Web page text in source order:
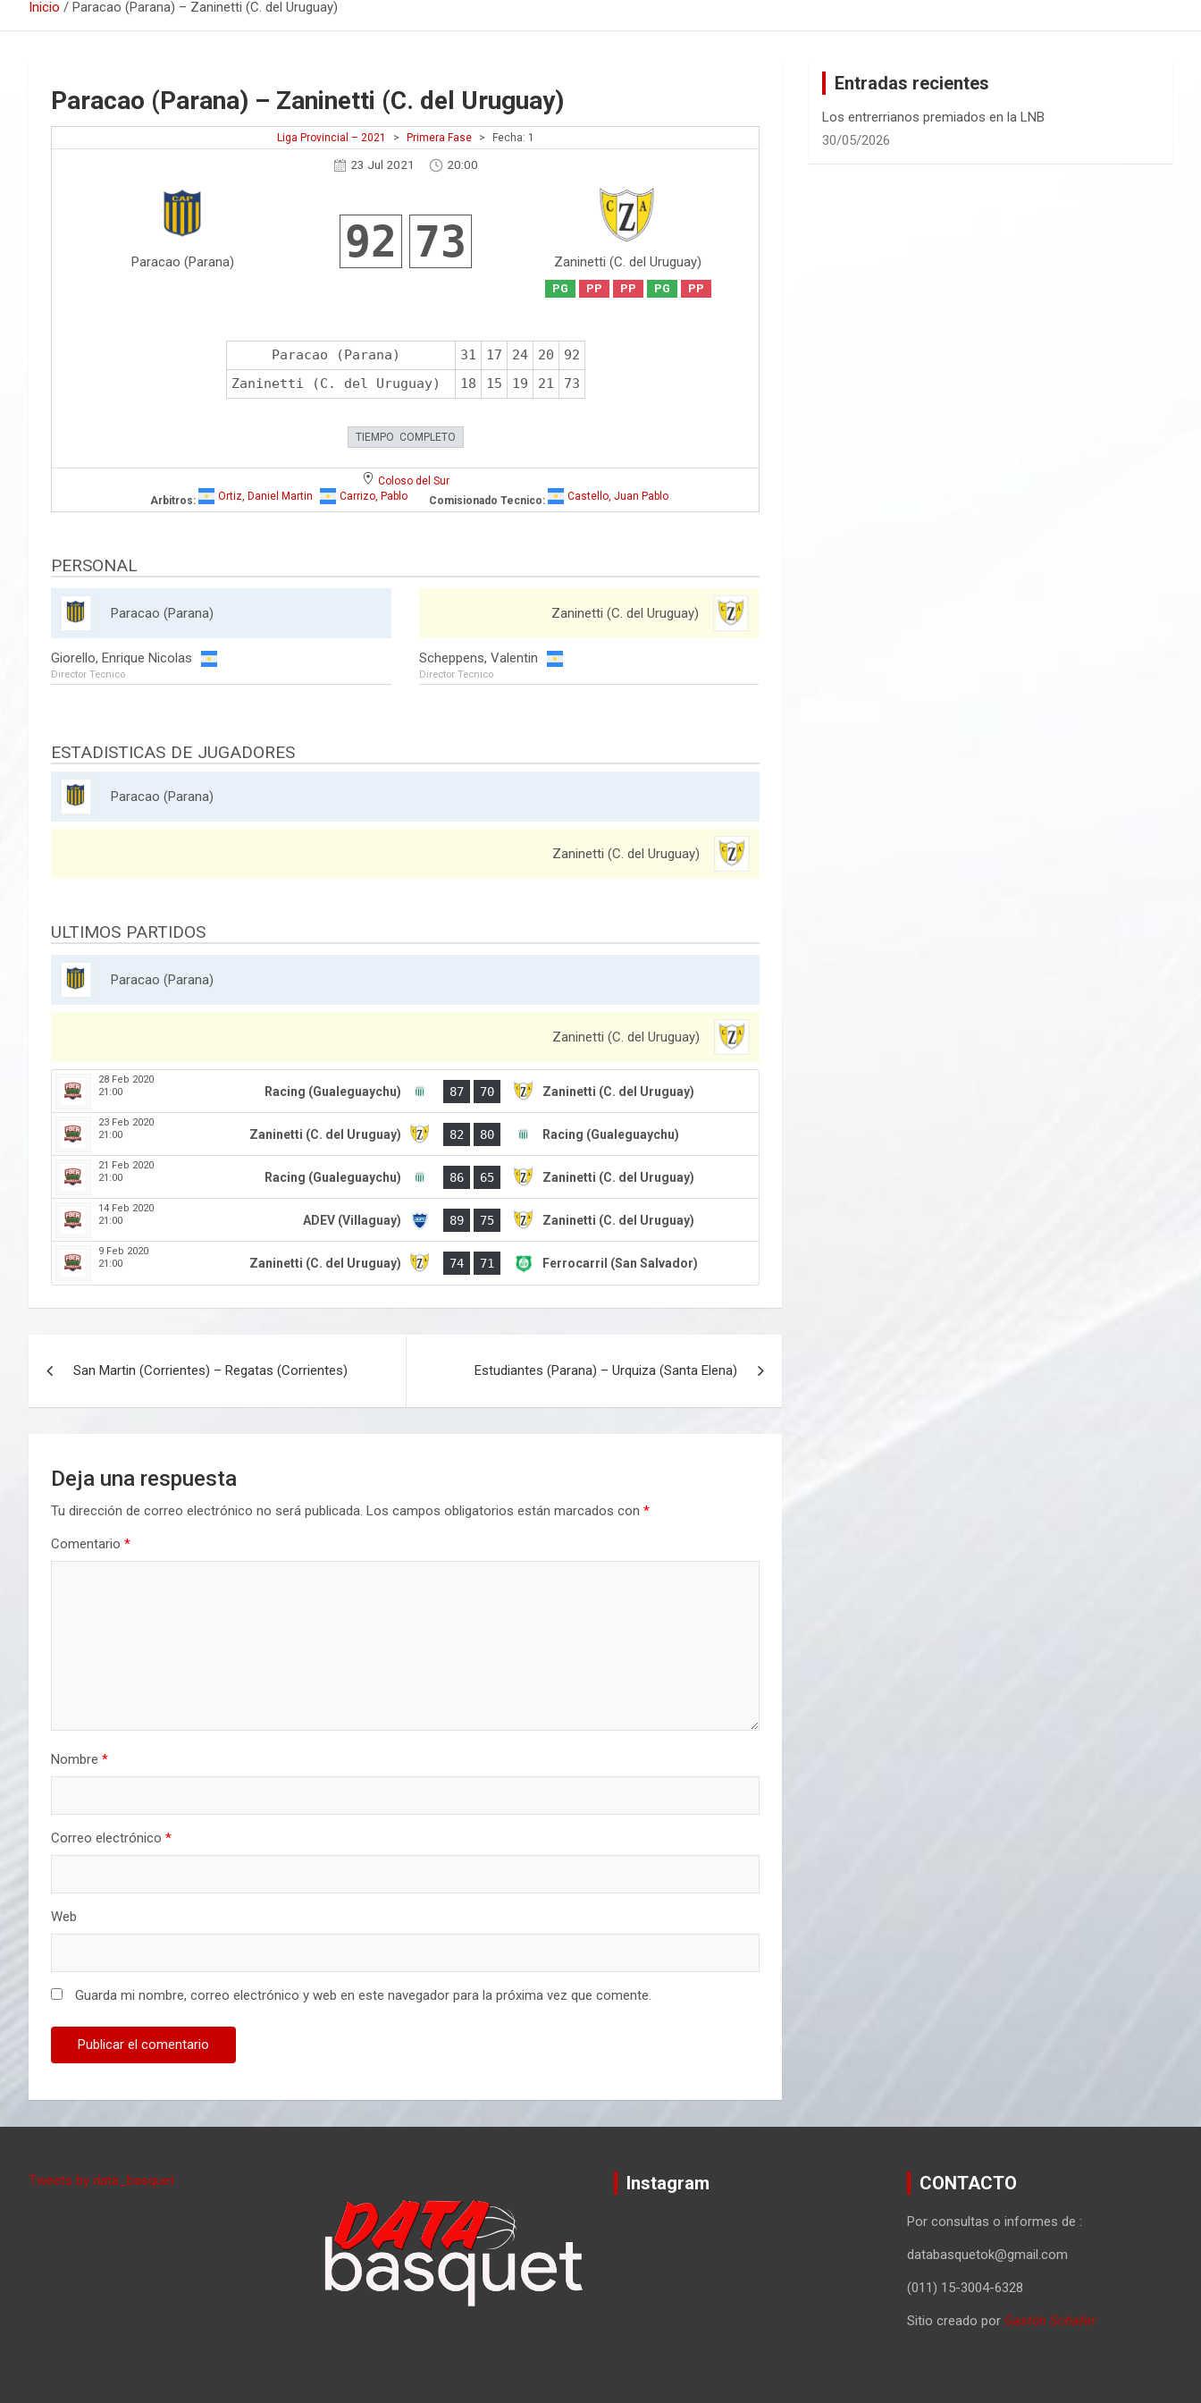
Inicio Paracao (Parana) – Zaninetti (C. del Uruguay)
Paracao (Parana) – Zaninetti (C. del Uruguay)
Liga Provincial – 2021 > Primera Fase > Fecha: 1
23 Jul 2021 20:00
Paracao (Parana) 92 73 Zaninetti (C. del Uruguay)
PG PP PP PG PP
Paracao (Parana) 31 17 24 20
92
Zaninetti (C. del Uruguay)
18 15 19 21 73
TIEMPO COMPLETO
Coloso del Sur
Arbitros:
Ortiz, Daniel Martin Carrizo, Pablo Comisionado Tecnico: Castello, Juan Pablo
PERSONAL
Paracao (Parana)
Giorello, Enrique Nicolas
Director Tecnico
Zaninetti (C. del Uruguay)
Scheppens, Valentin
Director Tecnico
ESTADISTICAS DE JUGADORES
Paracao (Parana)
Zaninetti (C. del Uruguay)
ULTIMOS PARTIDOS
Paracao (Parana)
Zaninetti (C. del Uruguay)
28 Feb 2020
21:00
Racing (Gualeguaychu) 87 70 Zaninetti (C. del Uruguay)
23 Feb 2020
21:00
Zaninetti (C. del Uruguay) 82 80 Racing (Gualeguaychu)
21 Feb 2020
21:00
Racing (Gualeguaychu) 86 65 Zaninetti (C. del Uruguay)
14 Feb 2020
21:00
ADEV (Villaguay) 89 75 Zaninetti (C. del Uruguay)
9 Feb 2020
21:00
Zaninetti (C. del Uruguay) 74 71 Ferrocarril (San Salvador)
San Martin (Corrientes) – Regatas (Corrientes) Estudiantes (Parana) – Urquiza (Santa Elena)
Deja una respuesta
Tu dirección de correo electrónico no será publicada. Los campos obligatorios están marcados con *
Comentario *
Nombre *
Correo electrónico *
Web
Guarda mi nombre, correo electrónico y web en este navegador para la próxima vez que comente.
Entradas recientes
Los entrerrianos premiados en la LNB
30/05/2026
Tweets by data_basquet Instagram CONTACTO
Por consultas o informes de :
databasquetok@gmail.com
(011) 15-3004-6328
Sitio creado por Gastón Schafer